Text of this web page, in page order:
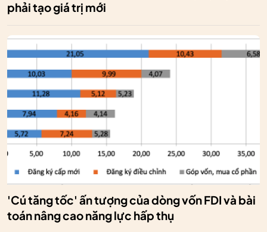
phải tạo giá trị mới
'Cú tăng tốc' ấn tượng của dòng vốn FDI và bài
toán nâng cao năng lực hấp thụ